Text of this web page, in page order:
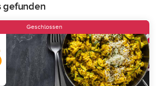
gefunden
Geschlossen